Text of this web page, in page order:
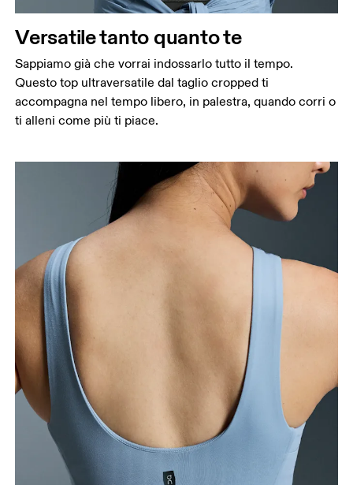
Misura il girovita nel punto più stretto (in genere
dove il corpo si piega lateralmente).
Fianchi
Misura la parte più ampia dei fianchi da un estremo
all’altro.
Versatile tanto quanto te
Sappiamo già che vorrai indossarlo tutto il tempo.
Questo top ultraversatile dal taglio cropped ti
accompagna nel tempo libero, in palestra, quando corri o
ti alleni come più ti piace.